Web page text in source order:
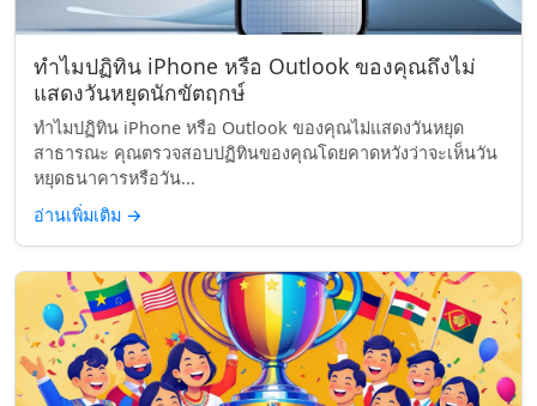
ทำไมปฏิทิน iPhone หรือ Outlook ของคุณถึงไม่
แสดงวันหยุดนักขัตฤกษ์
ทำไมปฏิทิน iPhone หรือ Outlook ของคุณไม่แสดงวันหยุด
สาธารณะ คุณตรวจสอบปฏิทินของคุณโดยคาดหวังว่าจะเห็นวัน
หยุดธนาคารหรือวัน...
อ่านเพิ่มเติม →